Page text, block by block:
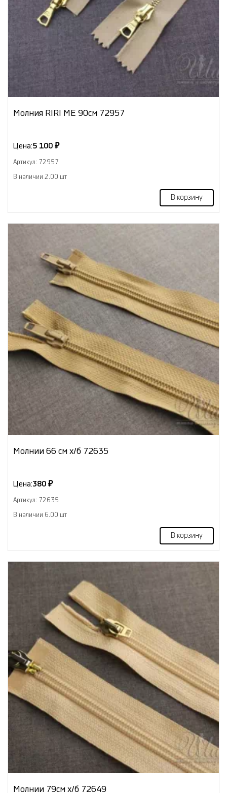
Молния RIRI ME 90см 72957
Цена:5 100 ₽
Артикул: 72957
В наличии 2.00 шт
В корзину
Молнии 66 см х/б 72635
Цена:380 ₽
Артикул: 72635
В наличии 6.00 шт
В корзину
Молнии 79см х/б 72649